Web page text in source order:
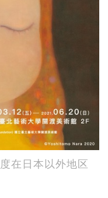
在日本以外地区